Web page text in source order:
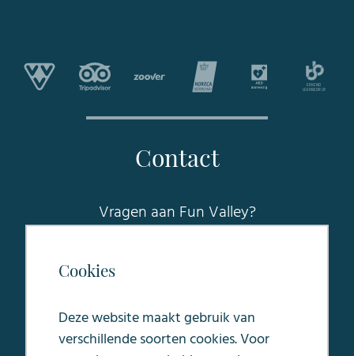
Contact
Vragen aan Fun Valley?
veelgesteldevragen of stuur een mail naar
sales@funvalleymaastricht.nl
Oosterweg 5
Cookies
Deze website maakt gebruik van
verschillende soorten cookies. Voor